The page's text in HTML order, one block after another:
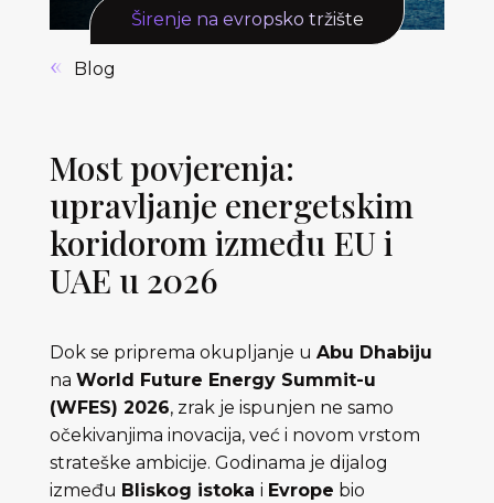
Širenje na evropsko tržište
Blog
Most povjerenja:
upravljanje energetskim
koridorom između EU i
UAE u 2026
Dok se priprema okupljanje uAbu Dhabiju
naWorld Future Energy Summit-u
(WFES) 2026, zrak je ispunjen ne samo
očekivanjima inovacija, već i novom vrstom
strateške ambicije. Godinama je dijalog
između Bliskog istokai Evrope bio